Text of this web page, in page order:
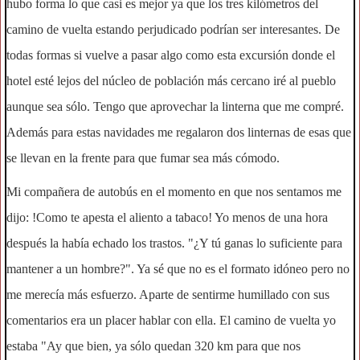
hubo forma lo que casi es mejor ya que los tres kilómetros del
camino de vuelta estando perjudicado podrían ser interesantes. De
todas formas si vuelve a pasar algo como esta excursión donde el
hotel esté lejos del núcleo de población más cercano iré al pueblo
aunque sea sólo. Tengo que aprovechar la linterna que me compré.
Además para estas navidades me regalaron dos linternas de esas que
se llevan en la frente para que fumar sea más cómodo.
Mi compañera de autobús en el momento en que nos sentamos me
dijo: !Como te apesta el aliento a tabaco! Yo menos de una hora
después la había echado los trastos. "¿Y tú ganas lo suficiente para
mantener a un hombre?". Ya sé que no es el formato idóneo pero no
me merecía más esfuerzo. Aparte de sentirme humillado con sus
comentarios era un placer hablar con ella. El camino de vuelta yo
estaba "Ay que bien, ya sólo quedan 320 km para que nos